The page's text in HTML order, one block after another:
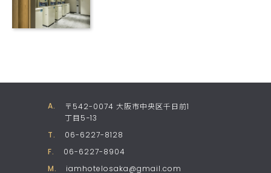
A.
〒542-0074 大阪市中央区千日前1
丁目5−13
T.
06-6227-8128
F.
06-6227-8904
M. iamhotelosaka@gmail.com